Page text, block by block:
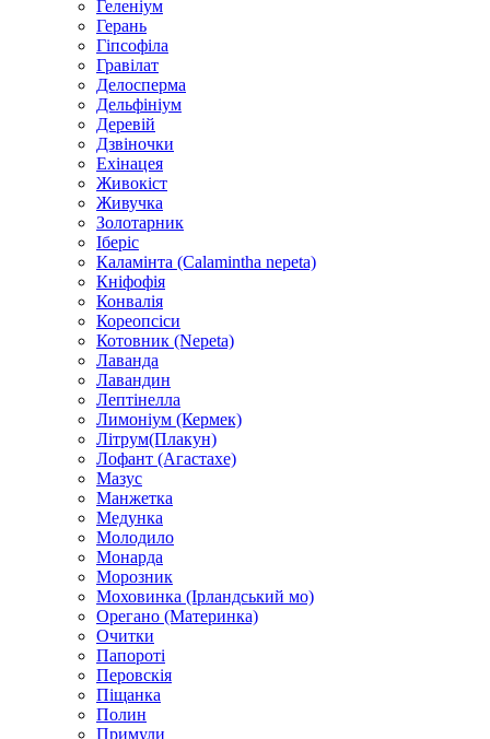
Геленіум
Герань
Гіпсофіла
Гравілат
Делосперма
Дельфініум
Деревій
Дзвіночки
Ехінацея
Живокіст
Живучка
Золотарник
Іберіс
Каламінта (Calamintha nepeta)
Кніфофія
Конвалія
Кореопсіси
Котовник (Nepeta)
Лаванда
Лавандин
Лептінелла
Лимоніум (Кермек)
Літрум(Плакун)
Лофант (Агастахе)
Мазус
Манжетка
Медунка
Молодило
Монарда
Морозник
Моховинка (Ірландський мо)
Орегано (Материнка)
Очитки
Папороті
Перовскія
Піщанка
Полин
Примули